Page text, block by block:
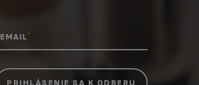
EMAIL*